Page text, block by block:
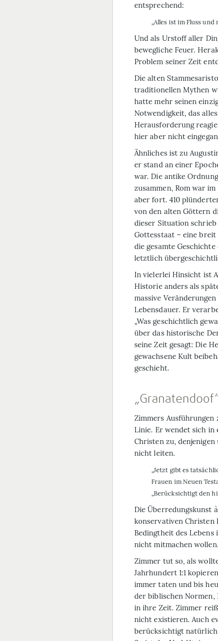
entsprechend:
„Alles ist im Fluss und
Und als Urstoff aller
bewegliche Feuer.
Problem seiner Zeit
Die alten
traditionellen Mythen
hatte mehr seinen
Notwendigkeit, das
Herausforderung
hier aber nicht
Ähnliches ist zu
er stand an einer
war. Die antike
zusammen, Rom war
aber fort. 410
von den alten Göttern
dieser Situation
Gottesstaat– eine breit
die gesamte
letztlich
In vielerlei Hinsicht ist
Historie anders als
massive
Lebensdauer. Er
„Was geschichtlich
über das historische
seine Zeit gesagt: Die
gewachsene Kult
geschieht.
Zimmers
Linie. Er wendet sich in
Christen zu,
nicht leiten.
„Jetzt gibt es
Frauen im Neuen
„Berücksichtigt den
Die Überredungskunst
konservativen Christen
Bedingtheit des
nicht mitmachen
Zimmer tut so, als
Jahrhundert 1:1
immer taten und bis
der biblischen Normen,
in ihre Zeit. Zimmer
nicht existieren. Auch
berücksichtigt